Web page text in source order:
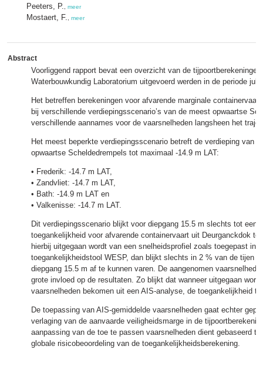
Peeters, P. meer
Mostaert, F. meer
Abstract
Voorliggend rapport bevat een overzicht van de
Waterbouwkundig Laboratorium uitgevoerd werden in de periode juli
Het betreffen berekeningen voor afvarende marginale
bij verschillende verdiepingsscenario’s van de meest opwaartse
verschillende aannames voor de vaarsnelheden langsheen het
Het meest beperkte verdiepingsscenario betreft de verdieping van
opwaartse Scheldedrempels tot maximaal -14.9 m LAT:
• Frederik: -14.7 m LAT,
• Zandvliet: -14.7 m LAT,
• Bath: -14.9 m LAT en
• Valkenisse: -14.7 m LAT.
Dit verdiepingsscenario blijkt voor diepgang 15.5 m slechts tot een
toegankelijkheid voor afvarende containervaart uit Deurganckdok te
hierbij uitgegaan wordt van een snelheidsprofiel zoals toegepast in
toegankelijkheidstool WESP, dan blijkt slechts in 2 % van de tijen
diepgang 15.5 m af te kunnen varen. De aangenomen
grote invloed op de resultaten. Zo blijkt dat wanneer uitgegaan
vaarsnelheden bekomen uit een AIS-analyse, de toegankelijkheid
De toepassing van AIS-gemiddelde vaarsnelheden gaat echter
verlaging van de aanvaarde veiligheidsmarge in de
aanpassing van de toe te passen vaarsnelheden dient gebaseerd te
globale risicobeoordeling van de toegankelijkheidsberekening.